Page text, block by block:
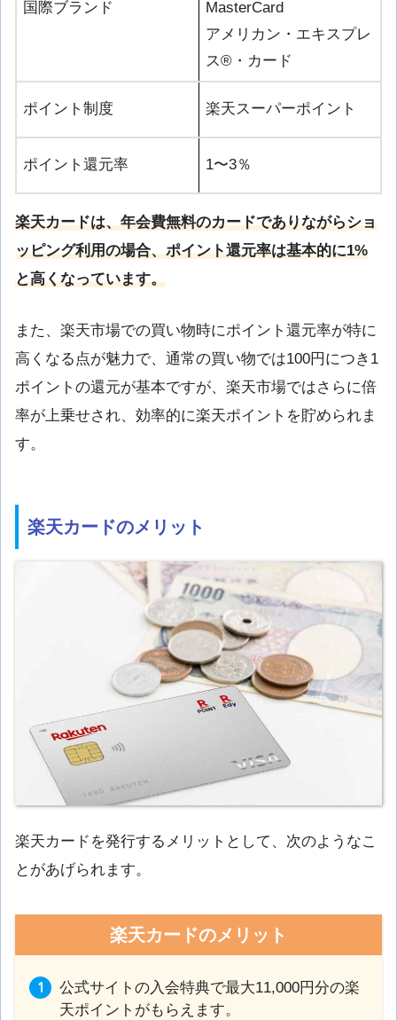
国際ブランド
MasterCard
アメリカン・エキスプレ
ス®︎・カード
ポイント制度 楽天スーパーポイント
ポイント還元率 1〜3％
楽天カードは、年会費無料のカードでありながらショ
ッピング利用の場合、ポイント還元率は基本的に1%
と高くなっています。
また、楽天市場での買い物時にポイント還元率が特に
高くなる点が魅力で、通常の買い物では100円につき1
ポイントの還元が基本ですが、楽天市場ではさらに倍
率が上乗せされ、効率的に楽天ポイントを貯められま
す。
楽天カードのメリット
楽天カードを発行するメリットとして、次のようなこ
とがあげられます。
楽天カードのメリット
公式サイトの入会特典で最大11,000円分の楽
天ポイントがもらえます。